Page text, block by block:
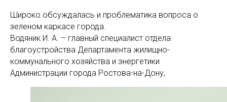
Широко обсуждалась и проблематика вопроса о
зеленом каркасе города.
Водяник И. А. – главный специалист отдела
благоустройства Департамента жилищно-
коммунального хозяйства и энергетики
Администрации города Ростова-на-Дону,